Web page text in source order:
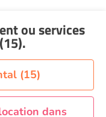
ou services
.
(15)
dans